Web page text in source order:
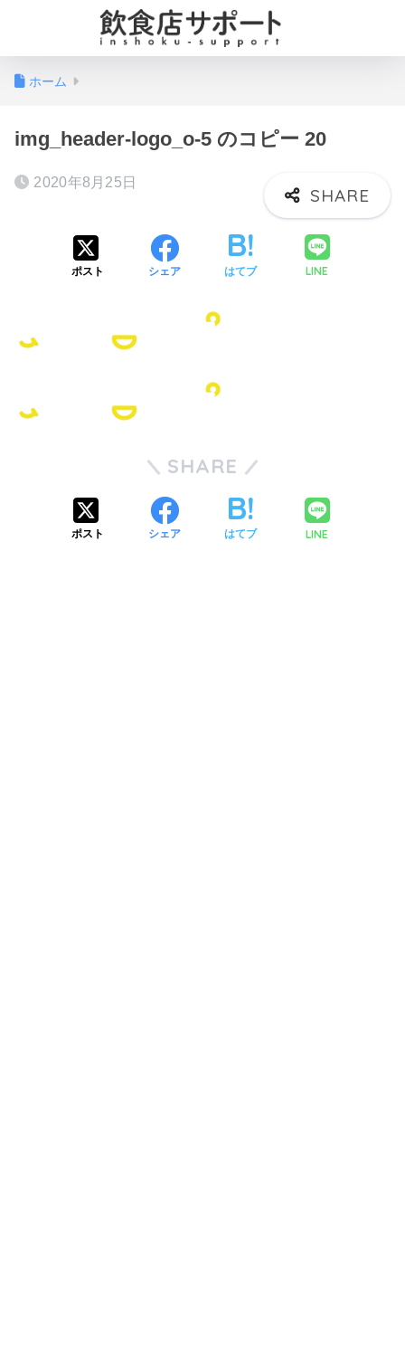
ホーム
img_header-logo_o-5 のコピー 20
2020年8月25日
ポスト シェア はてブ LINE
SHARE
ポスト シェア はてブ LINE